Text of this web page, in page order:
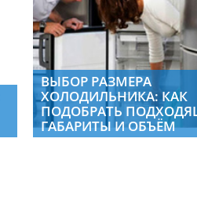
ВЫБОР РАЗМЕРА
ХОЛОДИЛЬНИКА: КАК
ПОДОБРАТЬ
ГАБАРИТЫ И ОБЪЁМ